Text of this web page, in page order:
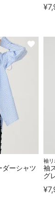
¥
ダーシャツ
袖
袖
グ
¥